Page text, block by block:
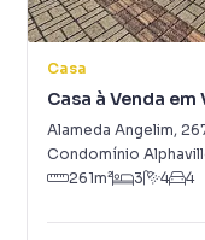
Casa
Casa à Venda
Alameda Angelim,
Condomínio
261m² 3 4 4